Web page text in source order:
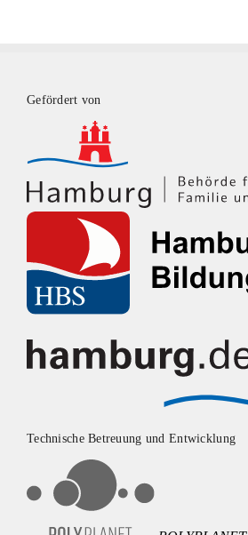
Gefördert von
Technische Betreuung und Entwicklung